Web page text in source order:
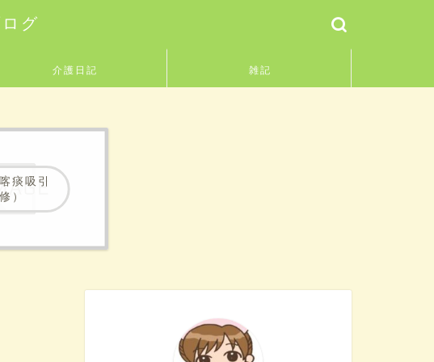
グ
介護日記 雑記
痰吸引
）